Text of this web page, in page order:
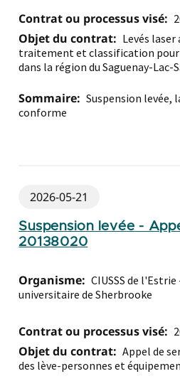
Contrat ou processus visé:
Objet du contrat: Levés
traitement et classification
dans la région du Saguenay-Lac-
Sommaire: Suspension levée,
conforme
Suspension levée -
20138020
2026-05-21
Organisme: CIUSSS de
universitaire de Sherbrooke
Contrat ou processus visé:
Objet du contrat: Appel de
des lève-personnes et